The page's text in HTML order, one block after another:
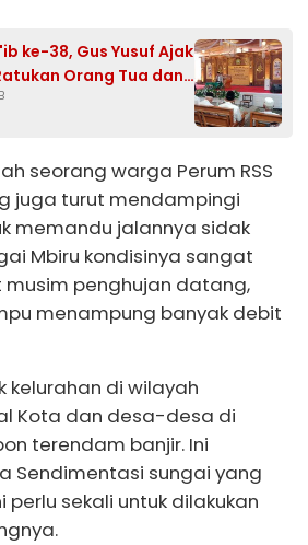
ke-38, Gus Yusuf Ajak
Orang Tua dan
seorang warga Perum RSS
juga turut mendampingi
memandu jalannya sidak
Mbiru kondisinya sangat
musim penghujan datang,
menampung banyak debit
kelurahan di wilayah
Kota dan desa-desa di
terendam banjir. Ini
Sendimentasi sungai yang
perlu sekali untuk dilakukan